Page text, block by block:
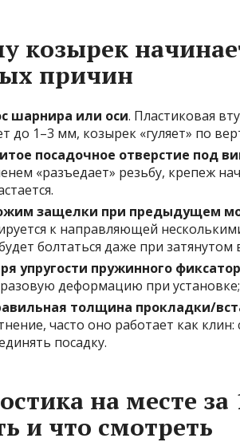
козырек
причин
шарнира или оси. Пластиковая
до 1–3 мм, козырек «гуляет» по
посадочное отверстие под
«разъедает» резьбу, крепеж
защелки при предыдущем
к направляющей
болтаться даже при затянутом
упругости пружинного
деформацию при
толщина прокладки/
часто оно работает как
посадку.
на месте
и что смотреть